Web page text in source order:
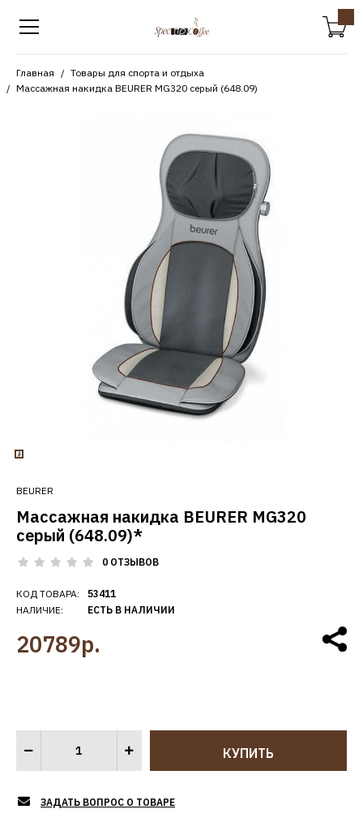
Главная
Товары для спорта и отдыха
Массажная накидка BEURER MG320 серый (648.09)
BEURER
Массажная накидка BEURER MG320
серый (648.09)*
0 ОТЗЫВОВ
КОД ТОВАРА:
НАЛИЧИЕ:
53411
ЕСТЬ В НАЛИЧИИ
20789р.
ЗАДАТЬ ВОПРОС О ТОВАРЕ